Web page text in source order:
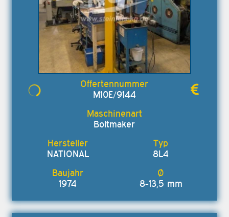
M10E/9144
Boltmaker
NATIONAL 8L4
1974 8-13,5 mm